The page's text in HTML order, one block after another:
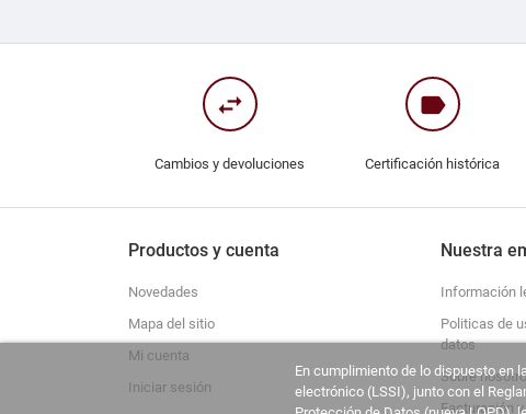
swap_horiz
Cambios y devoluciones
label
Certificación histórica
Productos y cuenta
Novedades
Mapa del sitio
Mi cuenta
Iniciar sesión
Nuestra
Información
Politicas de
datos
Sobre
Facturación
En cumplimiento de lo dispuesto en
electrónico (LSSI), junto con el